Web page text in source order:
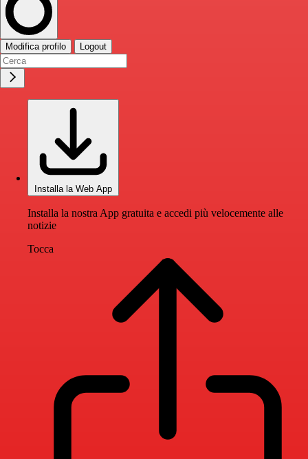
Modifica profilo Logout
Installa la Web App
Installa la nostra App gratuita e accedi più velocemente alle
notizie
Tocca